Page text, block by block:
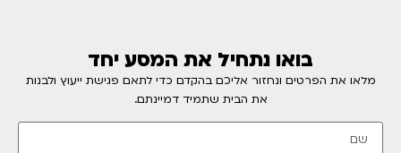
בואו נתחיל את המסע יחד
מלאו את הפרטים ונחזור אליכם בהקדם כדי לתאם פגישת ייעוץ ולבנות
את הבית שתמיד דמיינתם.